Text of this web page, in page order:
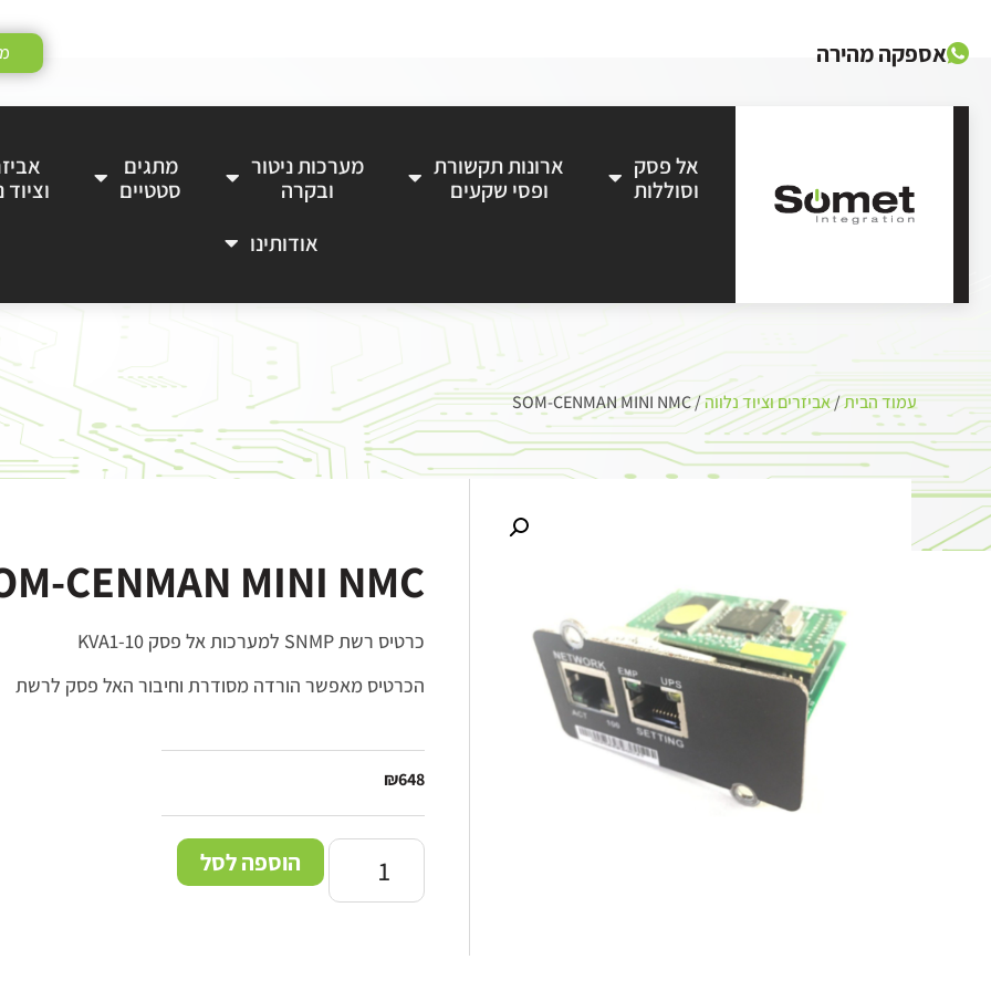
אספקה מהירה
אל פסק
וסוללות
ארונות תקשורת
ופסי שקעים
מערכות ניטור
ובקרה
מתגים
סטטיים
וציוד
אודותינו
עמוד הבית/אביזרים וציוד נלווה/ SOM-CENMAN MINI NMC
CENMAN MINI NMC
כרטיס רשת SNMP למערכות אל פסק KVA1-10
הכרטיס מאפשר הורדה מסודרת וחיבור האל פסק לרשת
₪648
הוספה לסל